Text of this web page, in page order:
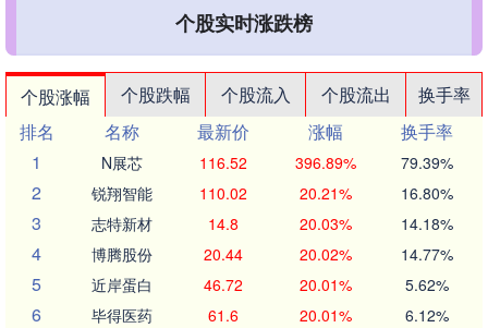
个股实时涨跌榜
个股涨幅 个股跌幅 个股流入 个股流出
换手率
排名
名称 最新价 涨幅
换手率
1
N展芯 116.52 396.89% 79.39%
2 锐翔智能 110.02 20.21% 16.80%
3 志特新材 14.8 20.03% 14.18%
4 博腾股份 20.44 20.02% 14.77%
5 近岸蛋白 46.72 20.01% 5.62%
6 毕得医药 61.6 20.01% 6.12%